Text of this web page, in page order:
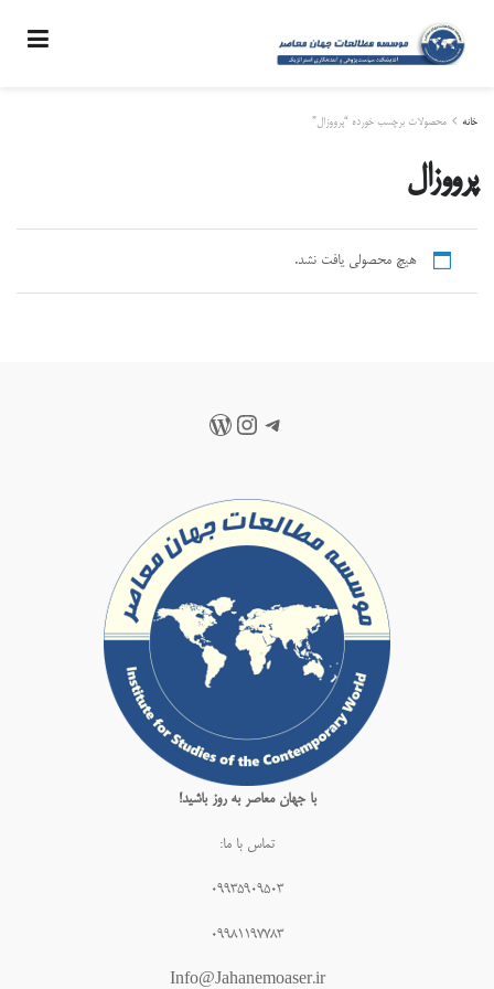
خانه محصولات برچسب خورده “پرووزال”
پرووزال
هیچ محصولی یافت نشد.
تلگراماینستاگرم
وردپرس
با جهان معاصر به روز باشید!
تماس با ما:
۰۹۹۳۵۹۰۹۵۰۳
۰۹۹۸۱۱۹۷۷۸۳
Info@Jahanemoaser.ir